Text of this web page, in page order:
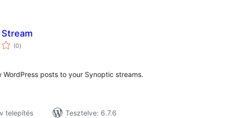
(0értékelés
összesen
)
posts to your Synoptic streams.
telepítés
Tesztelve: 6.7.6